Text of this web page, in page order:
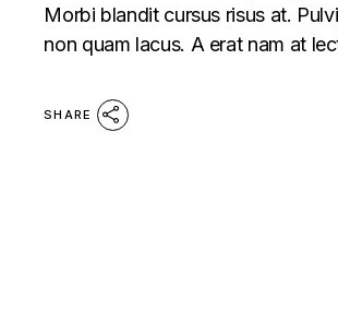
Morbi blandit cursus risus at.
non quam lacus. A erat nam at
SHARE